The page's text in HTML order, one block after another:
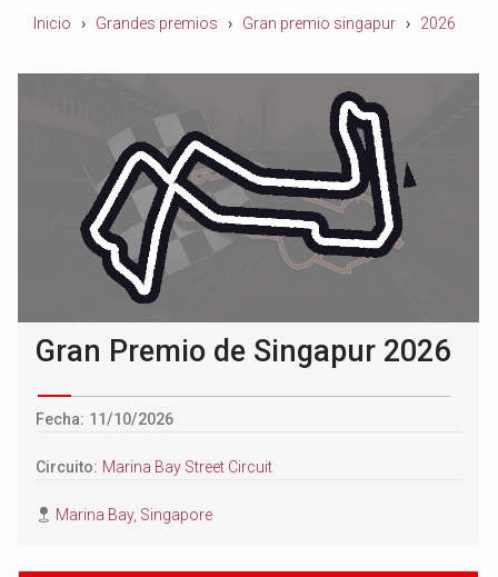
Inicio Grandes premios Gran premio singapur 2026
Gran Premio de Singapur 2026
Fecha: 11/10/2026
Circuito: Marina Bay Street Circuit
Marina Bay, Singapore